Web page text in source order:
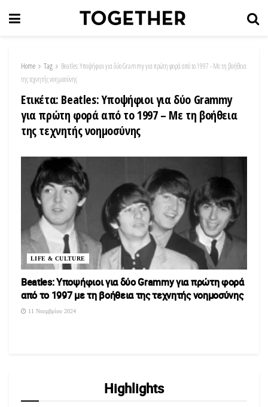
Home Tag
Beatles: Υποψήφιοι για δύο Grammy για πρώτη φορά από το 1997 - Με τη βοήθεια
της τεχνητής νοημοσύνης
Ετικέτα: Beatles: Υποψήφιοι για δύο Grammy
για πρώτη φορά από το 1997 – Με τη βοήθεια
της τεχνητής νοημοσύνης
LIFE & CULTURE
Beatles: Υποψήφιοι για δύο Grammy για πρώτη φορά
από το 1997 με τη βοήθεια της τεχνητής νοημοσύνης
11 Νοεμβρίου 2024
Highlights